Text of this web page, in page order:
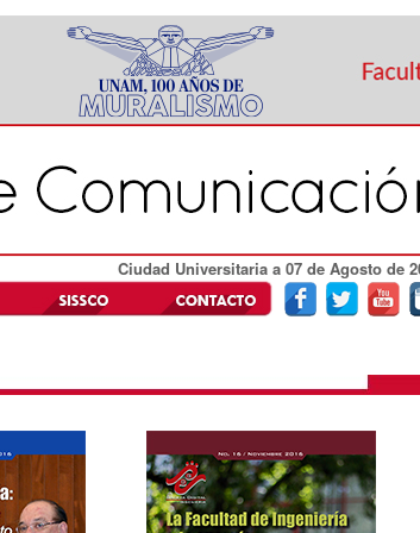
Ciudad Universitaria a 07 de Agosto de